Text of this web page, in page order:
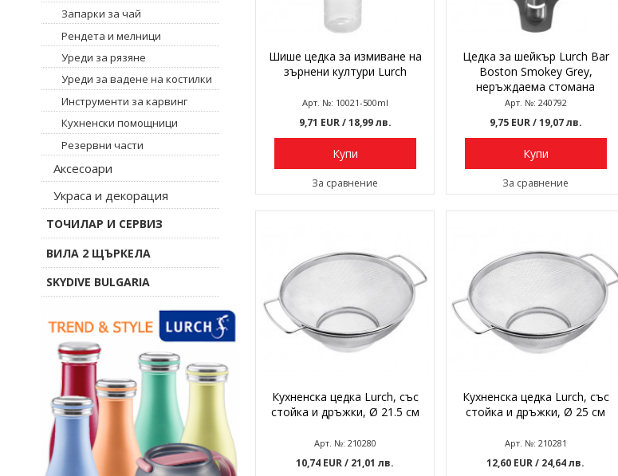
Шише цедка за измиване на
зърнени култури Lurch
Арт. №: 10021-500ml
9,71 EUR/ 18,99 лв.
Купи
За сравнение
Цедка за шейкър Lurch Bar
Boston Smokey Grey,
неръждаема стомана
Арт. №: 240792
9,75 EUR/ 19,07 лв.
Купи
За сравнение
Кухненска цедка Lurch, със
стойка и дръжки, Ø 21.5 см
Арт. №: 210280
10,74 EUR/ 21,01 лв.
Кухненска цедка Lurch, със
стойка и дръжки, Ø 25 см
Арт. №: 210281
12,60 EUR/ 24,64 лв.
Запарки за чай
Рендета и мелници
Уреди за рязяне
Уреди за вадене на костилки
Инструменти за карвинг
Кухненски помощници
Резервни части
Аксесоари
Украса и декорация
ТОЧИЛАР И СЕРВИЗ
ВИЛА 2 ЩЪРКЕЛА
SKYDIVE BULGARIA